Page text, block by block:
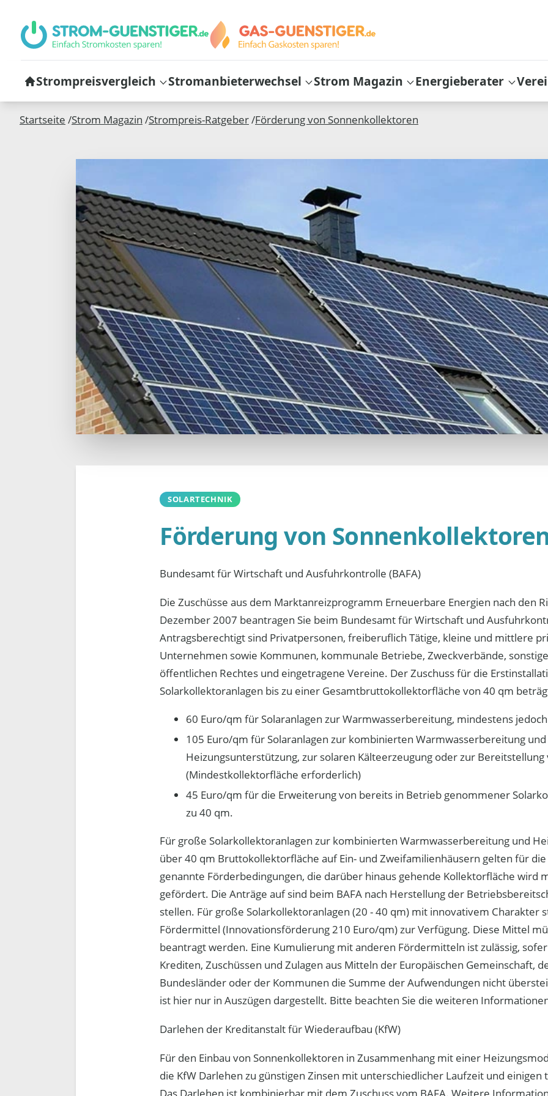
Strompreisvergleich Stromanbieterwechsel Strom Magazin Energieberater
Startseite /Strom Magazin /Strompreis-Ratgeber/Förderung von Sonnenkollektoren
SOLARTECHNIK
Förderung von
Bundesamt für Wirtschaft und Ausfuhrkontrolle (BAFA)
Die Zuschüsse aus dem Marktanreizprogramm Erneuerbare Energien nach den
Dezember 2007 beantragen Sie beim Bundesamt für Wirtschaft und
Antragsberechtigt sind Privatpersonen, freiberuflich Tätige, kleine und mittlere
Unternehmen sowie Kommunen, kommunale Betriebe, Zweckverbände,
öffentlichen Rechtes und eingetragene Vereine. Der Zuschuss für die
Solarkollektoranlagen bis zu einer Gesamtbruttokollektorfläche von 40 qm
60 Euro/qm für Solaranlagen zur Warmwasserbereitung, mindestens
105 Euro/qm für Solaranlagen zur kombinierten Warmwasserbereitung und
Heizungsunterstützung, zur solaren Kälteerzeugung oder zur
(Mindestkollektorfläche erforderlich)
45 Euro/qm für die Erweiterung von bereits in Betrieb genommener
zu 40 qm.
Für große Solarkollektoranlagen zur kombinierten Warmwasserbereitung und
über 40 qm Bruttokollektorfläche auf Ein- und Zweifamilienhäusern gelten für
genannte Förderbedingungen, die darüber hinaus gehende Kollektorfläche wird
gefördert. Die Anträge auf sind beim BAFA nach Herstellung der
stellen. Für große Solarkollektoranlagen (20 - 40 qm) mit innovativem Charakter
Fördermittel (Innovationsförderung 210 Euro/qm) zur Verfügung. Diese Mittel
beantragt werden. Eine Kumulierung mit anderen Fördermitteln ist zulässig,
Krediten, Zuschüssen und Zulagen aus Mitteln der Europäischen Gemeinschaft,
Bundesländer oder der Kommunen die Summe der Aufwendungen nicht
ist hier nur in Auszügen dargestellt. Bitte beachten Sie die weiteren
Darlehen der Kreditanstalt für Wiederaufbau (KfW)
Für den Einbau von Sonnenkollektoren in Zusammenhang mit einer
die KfW Darlehen zu günstigen Zinsen mit unterschiedlicher Laufzeit und einigen
Das Darlehen ist kombinierbar mit dem Zuschuss vom BAFA. Weitere